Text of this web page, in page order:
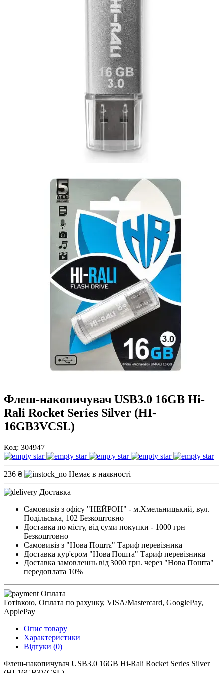
Флеш-накопичувач USB3.0 16GB Hi-
Rali Rocket Series Silver (HI-
16GB3VCSL)
Код: 304947
236 ₴ Немає в наявності
Доставка
Самовивіз з офісу "НЕЙРОН" - м.Хмельницький, вул.
Подільська, 102 Безкоштовно
Доставка по місту, від суми покупки - 1000 грн
Безкоштовно
Самовивіз з "Нова Пошта" Тариф перевізника
Доставка кур'єром "Нова Пошта" Тариф перевізника
Доставка замовленнь від 3000 грн. через "Нова Пошта"
передоплата 10%
Оплата
Готівкою, Оплата по рахунку, VISA/Mastercard, GooglePay,
ApplePay
Опис товару
Характеристики
Відгуки (0)
Флеш-накопичувач USB3.0 16GB Hi-Rali Rocket Series Silver